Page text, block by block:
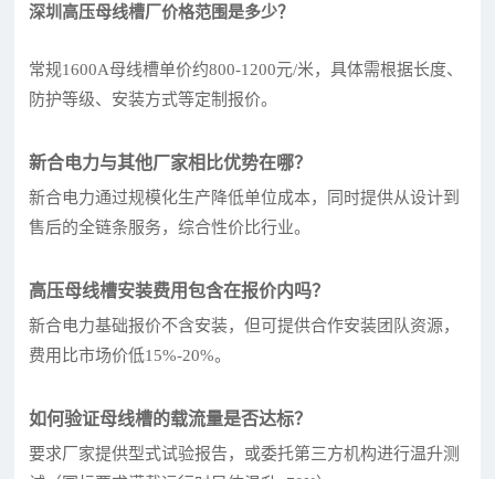
深圳高压母线槽厂价格范围是多少？
常规1600A母线槽单价约800-1200元/米，具体需根据长度、
防护等级、安装方式等定制报价。
新合电力与其他厂家相比优势在哪？
新合电力通过规模化生产降低单位成本，同时提供从设计到
售后的全链条服务，综合性价比行业。
高压母线槽安装费用包含在报价内吗？
新合电力基础报价不含安装，但可提供合作安装团队资源，
费用比市场价低15%-20%。
如何验证母线槽的载流量是否达标？
要求厂家提供型式试验报告，或委托第三方机构进行温升测